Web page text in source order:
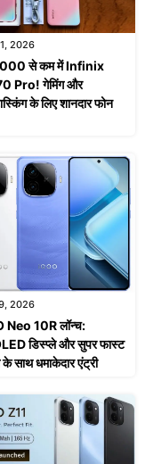
2026
से कम में Infinix
Pro! गेमिंग और
के लिए शानदार फोन
2026
Neo 10R लॉन्च:
डिस्प्ले और सुपर फास्ट
के साथ धमाकेदार एंट्री